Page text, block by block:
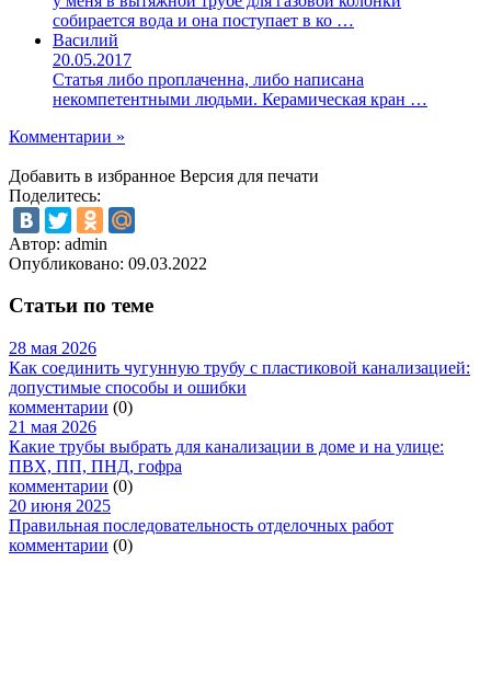
собирается вода и она поступает в ко …
Василий
20.05.2017
Статья либо проплаченна, либо написана
некомпетентными людьми. Керамическая кран …
Комментарии »
Добавить в избранное Версия для печати
Поделитесь:
Автор: admin
Опубликовано: 09.03.2022
Статьи по теме
28 мая 2026
Как соединить чугунную трубу с пластиковой канализацией:
допустимые способы и ошибки
комментарии (0)
21 мая 2026
Какие трубы выбрать для канализации в доме и на улице:
ПВХ, ПП, ПНД, гофра
комментарии (0)
20 июня 2025
Правильная последовательность отделочных работ
комментарии (0)